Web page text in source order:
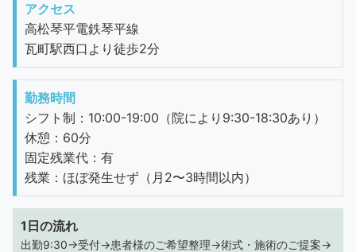
アクセス
高松琴平電鉄琴平線
瓦町駅西口より徒歩2分
勤務時間
シフト制：10:00-19:00（院により9:30-18:30あり）
休憩：60分
固定残業代：有
残業：ほぼ発生せず（月2〜3時間以内）
1日の流れ
出勤9:30→受付→患者様のご希望整理→術式・施術のご提案→